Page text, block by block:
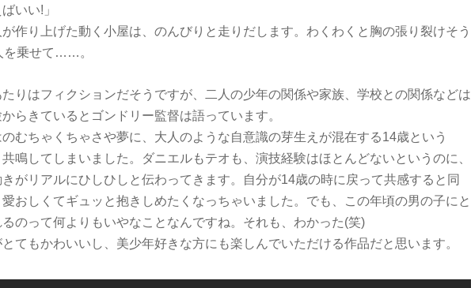
いい!」
作り上げた動く小屋は、のんびりと走りだします。わくわくと胸の張り裂けそう
を乗せて……。
りはフィクションだそうですが、二人の少年の関係や家族、学校との関係などは
らきているとゴンドリー監督は語っています。
むちゃくちゃさや夢に、大人のような自意識の芽生えが混在する14歳という
鳴してしまいました。ダニエルもテオも、演技経験はほとんどないというのに、
がリアルにひしひしと伝わってきます。自分が14歳の時に戻って共感すると同
おしくてギュッと抱きしめたくなっちゃいました。でも、この年頃の男の子にと
のって何よりもいやなことなんですね。それも、わかった(笑)
てもかわいいし、美少年好きな方にも楽しんでいただける作品だと思います。